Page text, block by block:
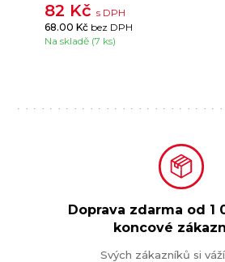
82 Kčs DPH
68.00 Kč bez DPH
Na skladě (7 ks)
Doprava zdarma od 1
koncové
Svých zákazníků si